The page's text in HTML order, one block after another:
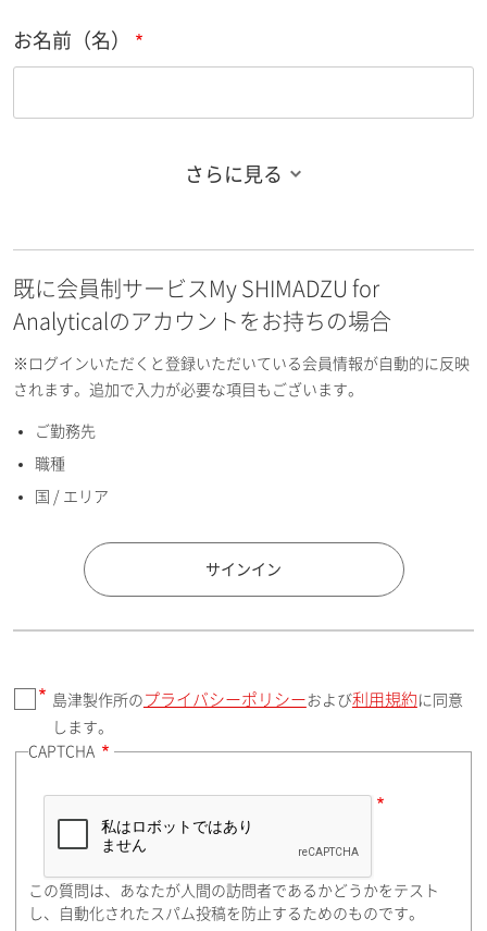
お名前（名）
お名前フリガナ（名）
E-mailアドレス（半角英数）
国 / エリア
郵便番号（勤務先）
住所検索
都道府県（勤務先）
さらに見る
既に会員制サービスMy SHIMADZU for
Analyticalのアカウントをお持ちの場合
※ログインいただくと登録いただいている会員情報が自動的に反映
されます。追加で入力が必要な項目もございます。
ご勤務先
職種
国 / エリア
サインイン
島津製作所の プライバシーポリシー および利用規約 に同意
します。
CAPTCHA
この質問は、あなたが人間の訪問者であるかどうかをテスト
し、自動化されたスパム投稿を防止するためのものです。